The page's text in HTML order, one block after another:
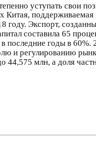
уступать свои
Китая,
году. Экспорт,
составила 65
последние годы в
и регулированию
44,575 млн, а доля